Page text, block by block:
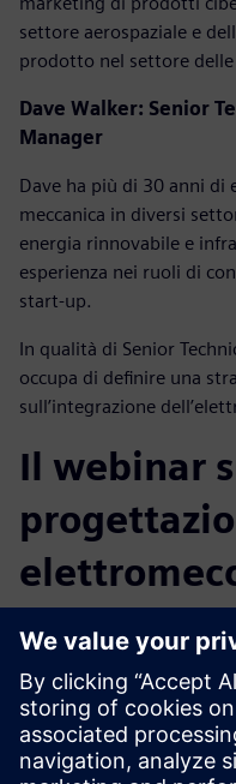
settore aerospaziale e
prodotto nel settore
Dave Walker: Senior
Manager
Dave ha più di 30 anni di
meccanica in diversi
energia rinnovabile e
esperienza nei ruoli di
start-up.
In qualità di Senior
occupa di definire una
sull’integrazione
Il webinar
rivolge a:
Progettisti, ingegneri e
che affrontano la
tecnologie che
elettronici.